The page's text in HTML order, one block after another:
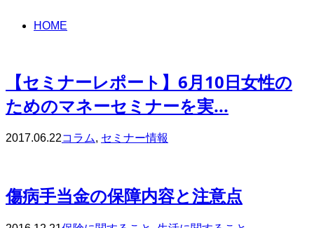
HOME
【セミナーレポート】6月10日女性の
ためのマネーセミナーを実...
2017.06.22コラム, セミナー情報
傷病手当金の保障内容と注意点